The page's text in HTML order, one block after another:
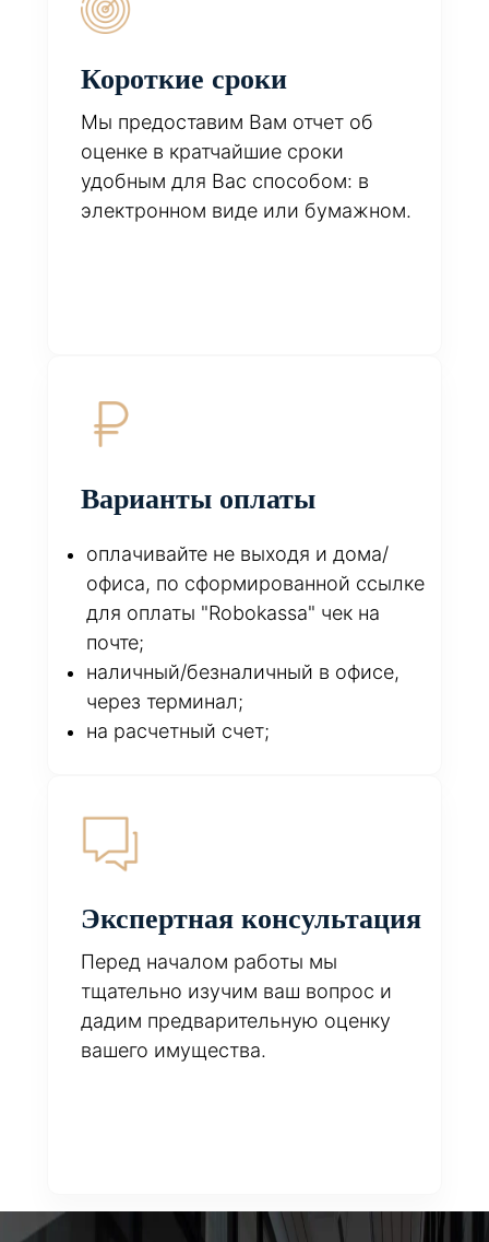
Короткие сроки
Мы предоставим Вам отчет об
оценке в кратчайшие сроки
удобным для Вас способом: в
электронном виде или бумажном.
Варианты оплаты
оплачивайте не выходя и дома/
офиса, по сформированной ссылке
для оплаты "Robokassa" чек на
почте;
наличный/безналичный в офисе,
через терминал;
на расчетный счет;
Экспертная консультация
Перед началом работы мы
тщательно изучим ваш вопрос и
дадим предварительную оценку
вашего имущества.